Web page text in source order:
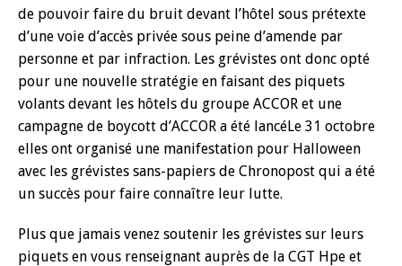
de pouvoir faire du bruit devant l’hôtel sous prétexte
d’une voie d’accès privée sous peine d’amende par
personne et par infraction. Les grévistes ont donc opté
pour une nouvelle stratégie en faisant des piquets
volants devant les hôtels du groupe ACCOR et une
campagne de boycott d’ACCOR a été lancéLe 31 octobre
elles ont organisé une manifestation pour Halloween
avec les grévistes sans-papiers de Chronopost qui a été
un succès pour faire connaître leur lutte.
Plus que jamais venez soutenir les grévistes sur leurs
piquets en vous renseignant auprès de la CGT Hpe et